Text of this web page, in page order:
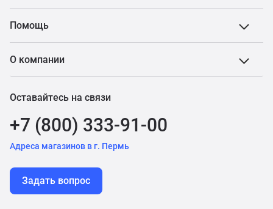
Помощь
О компании
Оставайтесь на связи
+7 (800) 333-91-00
Адреса магазинов в г. Пермь
Задать вопрос